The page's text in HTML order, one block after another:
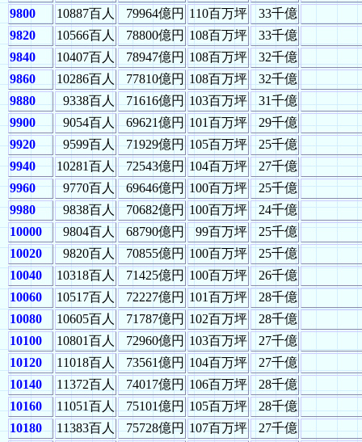
9800
10887百人 79964億円 110百万坪
33千億
9820
10566百人 78800億円 108百万坪
33千億
9840
10407百人 78947億円 108百万坪
32千億
9860
10286百人 77810億円 108百万坪
32千億
9880
9338百人 71616億円 103百万坪
31千億
9900
9054百人 69621億円 101百万坪
29千億
9920
9599百人 71929億円 105百万坪
25千億
9940
10281百人 72543億円 104百万坪
27千億
9960
9770百人 69646億円 100百万坪
25千億
9980
9838百人 70682億円 100百万坪
24千億
10000
9804百人 68790億円 99百万坪
25千億
10020
9820百人 70855億円 100百万坪
25千億
10040
10318百人 71425億円 100百万坪
26千億
10060
10517百人 72227億円 101百万坪
28千億
10080
10605百人 71787億円 102百万坪
28千億
10100
10801百人 72960億円 103百万坪
27千億
10120
11018百人 73561億円 104百万坪
27千億
10140
11372百人 74017億円 106百万坪
28千億
10160
11051百人 75101億円 105百万坪
28千億
10180
11383百人 75728億円 107百万坪
27千億